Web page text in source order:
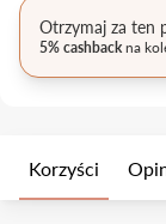
Otrzymaj za ten
5% cashbackna
Korzyści